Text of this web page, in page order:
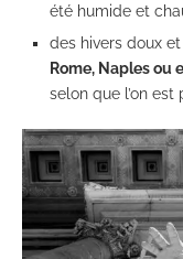
été humide et
des hivers doux
Rome, Naples ou
selon que l’on